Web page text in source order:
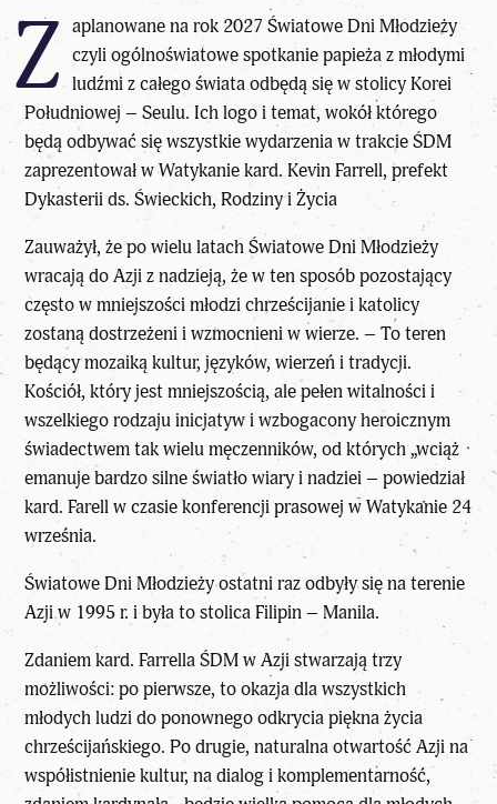
Z aplanowane na rok 2027 Światowe Dni Młodzieży
czyli ogólnoświatowe spotkanie papieża z młodymi
ludźmi z całego świata odbędą się w stolicy Korei
Południowej – Seulu. Ich logo i temat, wokół którego
będą odbywać się wszystkie wydarzenia w trakcie ŚDM
zaprezentował w Watykanie kard. Kevin Farrell, prefekt
Dykasterii ds. Świeckich, Rodziny i Życia
Zauważył, że po wielu latach Światowe Dni Młodzieży
wracają do Azji z nadzieją, że w ten sposób pozostający
często w mniejszości młodzi chrześcijanie i katolicy
zostaną dostrzeżeni i wzmocnieni w wierze. – To teren
będący mozaiką kultur, języków, wierzeń i tradycji.
Kościół, który jest mniejszością, ale pełen witalności i
wszelkiego rodzaju inicjatyw i wzbogacony heroicznym
świadectwem tak wielu męczenników, od których „wciąż
emanuje bardzo silne światło wiary i nadziei – powiedział
kard. Farell w czasie konferencji prasowej w Watykanie 24
września.
Światowe Dni Młodzieży ostatni raz odbyły się na terenie
Azji w 1995 r. i była to stolica Filipin – Manila.
Zdaniem kard. Farrella ŚDM w Azji stwarzają trzy
możliwości: po pierwsze, to okazja dla wszystkich
młodych ludzi do ponownego odkrycia piękna życia
chrześcijańskiego. Po drugie, naturalna otwartość Azji na
współistnienie kultur, na dialog i komplementarność,